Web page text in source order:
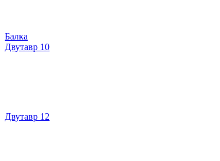
Балка
Двутавр 10
Двутавр 12